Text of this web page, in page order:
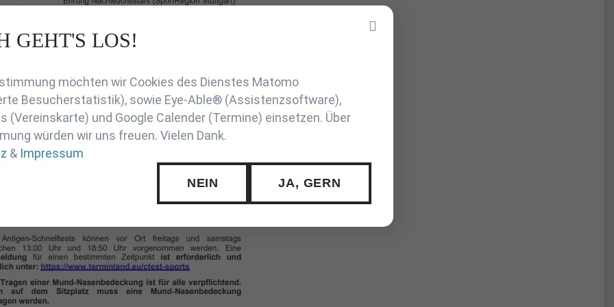
GEHT'S LOS!
möchten wir Cookies des Dienstes Matomo
Besucherstatistik), sowie Eye-Able® (Assistenzsoftware),
(Vereinskarte) und Google Calender (Termine) einsetzen. Über
würden wir uns freuen. Vielen Dank.
& Impressum
NEIN JA, GERN